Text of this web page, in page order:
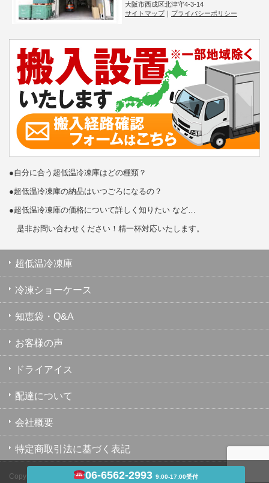
大阪市西成区北津守4-3-14
サイトマップ｜ プライバシーポリシー
●自分に合う超低温冷凍庫はどの種類？
●超低温冷凍庫の納品はいつごろになるの？
●超低温冷凍庫の価格について詳しく知りたい など…
是非お問い合わせください！精一杯対応いたします。
超低温冷凍庫
冷凍ショーケース
知恵袋・Q&A
お客様の声
ドライアイス
配達について
会社概要
特定商取引法に基づく表記
Copyright © 超低温冷凍庫・冷凍ショーケース・業務用冷凍庫のユウキ
06-6562-29939:00-17:00受付